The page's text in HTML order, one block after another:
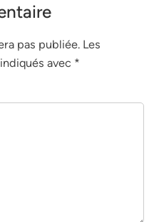
pas publiée. Les
avec *